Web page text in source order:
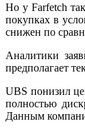
Но у Farfetch
покупках в
снижен по
Аналитики
предполагает
UBS понизил
полностью
Данным